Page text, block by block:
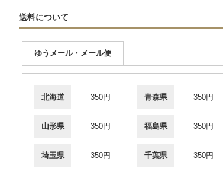
送料について
ゆうメール・メール便
北海道 350円 青森県 350円
山形県 350円 福島県 350円
埼玉県 350円 千葉県 350円